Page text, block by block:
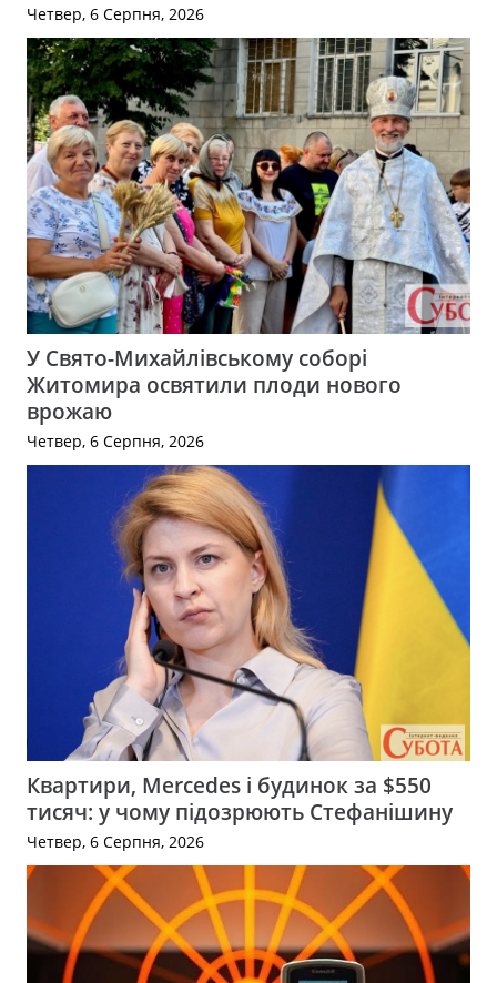
Четвер, 6 Серпня, 2026
У Свято-Михайлівському соборі
Житомира освятили плоди нового
врожаю
Четвер, 6 Серпня, 2026
Квартири, Mercedes і будинок за $550
тисяч: у чому підозрюють Стефанішину
Четвер, 6 Серпня, 2026